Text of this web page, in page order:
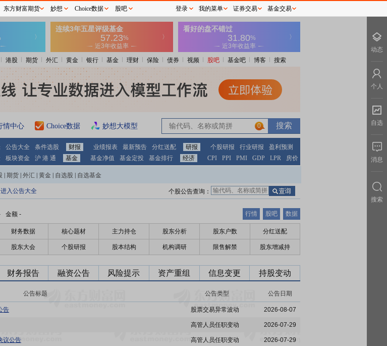
港股 期货 外汇 黄金 银行 基金 理财 保险 债券 视频 股吧 基金吧 博客 搜索
情中心 Choice数据 妙想大模型 0
公告大全 条件选股 财报 业绩报表 最新预告 分红送配 研报 个股研报 行业研报
盈利预测
板块资金 沪 港 通 基金 基金净值 基金定投 基金排行 经济 CPI PPI PMI GDP LPR 房价
期货 外汇 黄金 自选股 自选基金
入公告大全 个股公告查询：
金额 - 行情 股吧 数据
财务数据 核心题材 主力持仓 股东分析 股东户数 分红送配
股东大会 个股研报 股本结构 机构调研 限售解禁 股东增减持
财务报告 融资公告 风险提示 资产重组 信息变更 持股变动
公告标题 公告类型 公告日期
告 股票交易异常波动 2026-08-07
高管人员任职变动 2026-07-29
议公告 高管人员任职变动 2026-07-29
东方财富期货 妙想 Choice数据 股吧 登录 我的菜单 证券交易 基金交易
动态
个人
自选
消息
搜索